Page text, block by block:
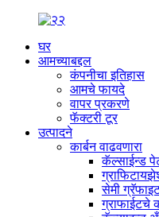
घर
आमच्याबद्दल
कंपनीचा इतिहास
आमचे फायदे
वापर प्रकरणे
फॅक्टरी टूर
उत्पादने
कार्बन वाढवणारा
कॅल्साईन्ड
सेमी
ग्राफाईटचे